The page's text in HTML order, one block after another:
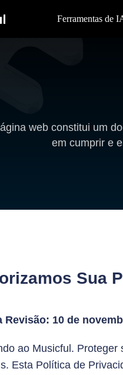
Ferramentas de
web constitui um
em cumprir e
Sua
Revisão: 10 de
ao Musicful.
Esta Política de